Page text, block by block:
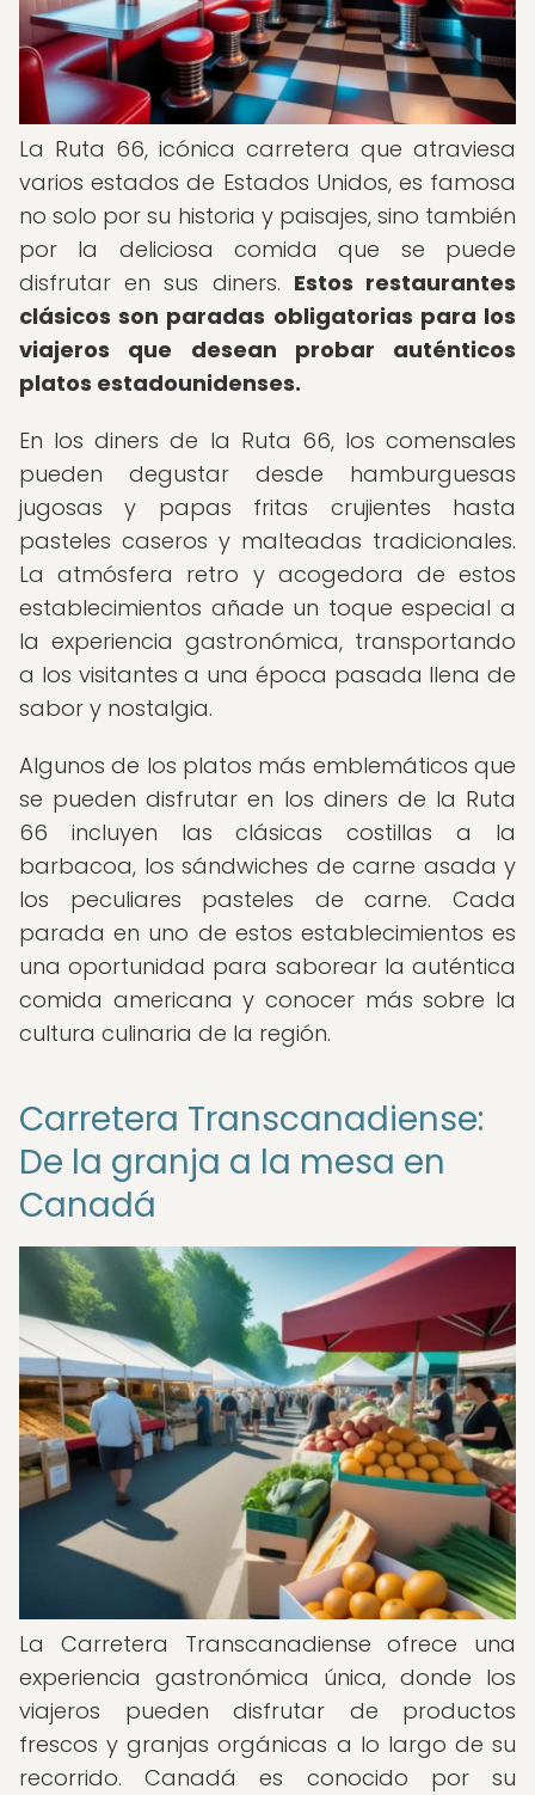
La Ruta 66, icónica carretera que atraviesa
varios estados de Estados Unidos, es famosa
no solo por su historia y paisajes, sino también
por la deliciosa comida que se puede
disfrutar en sus diners. Estos restaurantes
clásicos son paradas obligatorias para los
viajeros que desean probar auténticos
platos estadounidenses.
En los diners de la Ruta 66, los comensales
pueden degustar desde hamburguesas
jugosas y papas fritas crujientes hasta
pasteles caseros y malteadas tradicionales.
La atmósfera retro y acogedora de estos
establecimientos añade un toque especial a
la experiencia gastronómica, transportando
a los visitantes a una época pasada llena de
sabor y nostalgia.
Algunos de los platos más emblemáticos que
se pueden disfrutar en los diners de la Ruta
66 incluyen las clásicas costillas a la
barbacoa, los sándwiches de carne asada y
los peculiares pasteles de carne. Cada
parada en uno de estos establecimientos es
una oportunidad para saborear la auténtica
comida americana y conocer más sobre la
cultura culinaria de la región.
Carretera Transcanadiense:
De la granja a la mesa en
Canadá
La Carretera Transcanadiense ofrece una
experiencia gastronómica única, donde los
viajeros pueden disfrutar de productos
frescos y granjas orgánicas a lo largo de su
recorrido. Canadá es conocido por su